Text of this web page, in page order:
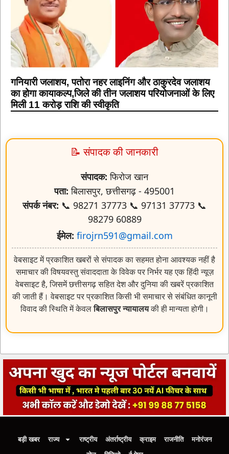
गनियारी जलाशय, पतोरा नहर लाइनिंग और ठाकुरदेव जलाशय
का होगा कायाकल्प,जिले की तीन जलाशय परियोजनाओं के लिए
मिली 11 करोड़ राशि की स्वीकृति
📝 संपादक की जानकारी
संपादक: फिरोज खान
पता: बिलासपुर, छत्तीसगढ़ - 495001
संपर्क नंबर: 📞 98271 37773 📞 97131 37773 📞
98279 60889
ईमेल: firojrn591@gmail.com
वेबसाइट में प्रकाशित खबरों से संपादक का सहमत होना आवश्यक नहीं है
समाचार की विषयवस्तु संवाददाता के विवेक पर निर्भर यह एक हिंदी न्यूज़
वेबसाइट है, जिसमें छत्तीसगढ़ सहित देश और दुनिया की खबरें प्रकाशित
की जाती हैं। वेबसाइट पर प्रकाशित किसी भी समाचार से संबंधित कानूनी
विवाद की स्थिति में केवलबिलासपुर न्यायालयकी ही मान्यता होगी।
बड़ी खबर राज्य राष्ट्रीय अंतर्राष्ट्रीय क्राइम राजनीति
मनोरंजन